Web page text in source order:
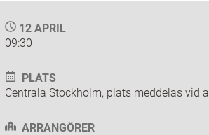
12 APRIL
09:30
PLATS
Centrala Stockholm, plats meddelas vid
ARRANGÖRER